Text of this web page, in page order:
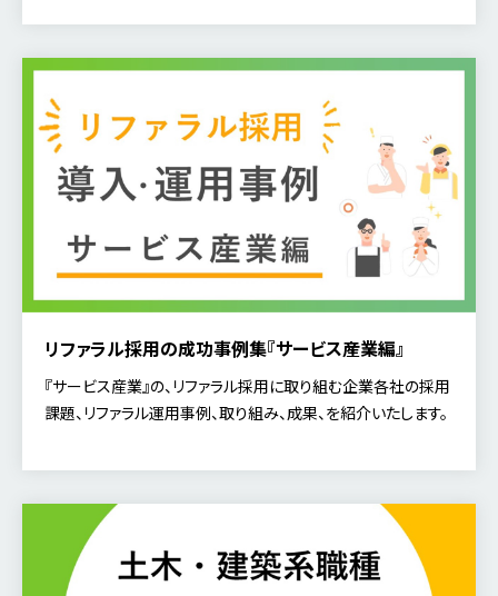
リファラル採用の成功事例集『サービス産業編』
『サービス産業』の、リファラル採用に取り組む企業各社の採用
課題、リファラル運用事例、取り組み、成果、を紹介いたします。